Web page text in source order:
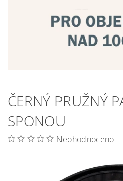
ČERNÝ PRUŽNÝ
SPONOU
Neohodnoceno